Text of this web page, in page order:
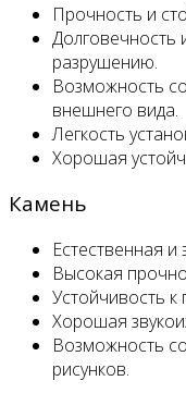
Прочность и
Долговечность
разрушению.
Возможность
внешнего вида.
Легкость
Хорошая
Камень
Естественная
Высокая
Устойчивость
Хорошая
Возможность
рисунков.